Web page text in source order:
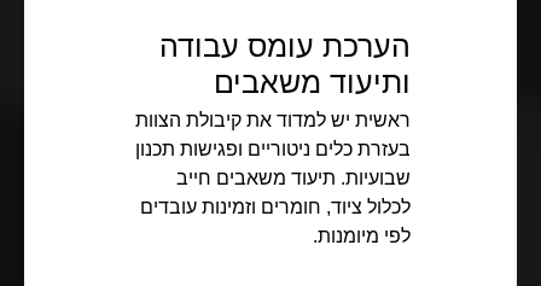
הערכת עומס עבודה
ותיעוד משאבים
ראשית יש למדוד את קיבולת הצוות
בעזרת כלים ניטוריים ופגישות תכנון
שבועיות. תיעוד משאבים חייב
לכלול ציוד, חומרים וזמינות עובדים
לפי מיומנות.